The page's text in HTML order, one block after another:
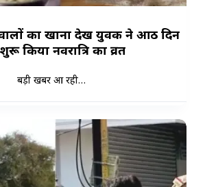
का खाना देख युवक ने आठ दिन
किया नवरात्रि का व्रत
बड़ी खबर आ रही…